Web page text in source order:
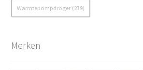
Warmtepompdroger 239
Merken